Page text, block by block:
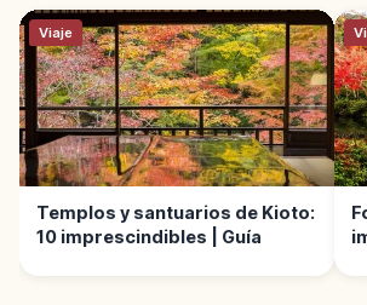
Viaje
Templos y santuarios de Kioto:
10 imprescindibles | Guía